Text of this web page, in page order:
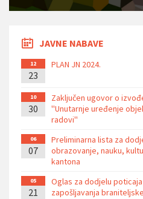
JAVNE NABAVE
12
23
PLAN JN 2024.
10
30
Zaključen ugovor o
''Unutarnje uređenje
radovi''
06
07
Preliminarna lista za
obrazovanje, nauku,
kantona
05
21
Oglas za dodjelu
zapošljavanja